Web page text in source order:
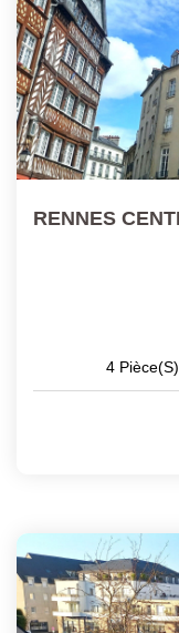
4 Pièce(s)